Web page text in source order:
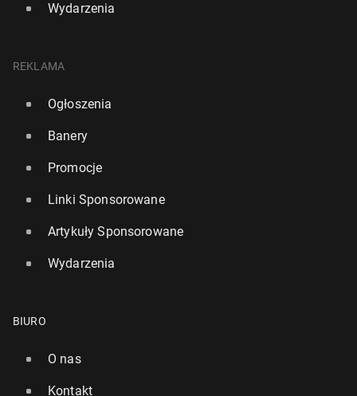
Wydarzenia
REKLAMA
Ogłoszenia
Banery
Promocje
Linki Sponsorowane
Artykuły Sponsorowane
Wydarzenia
BIURO
O nas
Kontakt